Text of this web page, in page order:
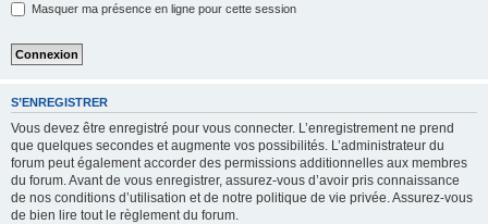
Masquer ma présence en ligne pour cette session
S’ENREGISTRER
Vous devez être enregistré pour vous connecter. L’enregistrement ne prend
que quelques secondes et augmente vos possibilités. L’administrateur du
forum peut également accorder des permissions additionnelles aux membres
du forum. Avant de vous enregistrer, assurez-vous d’avoir pris connaissance
de nos conditions d’utilisation et de notre politique de vie privée. Assurez-vous
de bien lire tout le règlement du forum.